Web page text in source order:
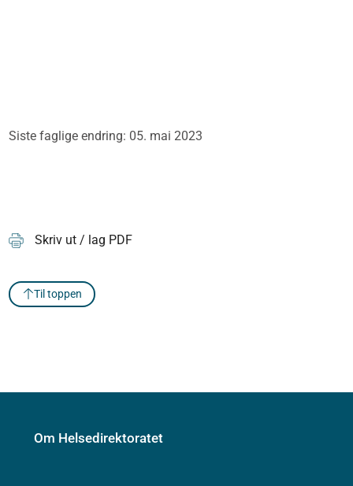
Siste faglige endring: 05. mai 2023
Skriv ut / lag PDF
Til toppen
Om Helsedirektoratet